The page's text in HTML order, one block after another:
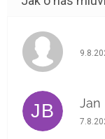
JB Jan